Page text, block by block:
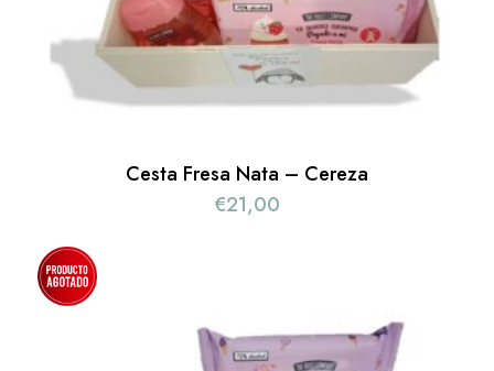
Cesta Fresa Nata – Cereza
€21,00